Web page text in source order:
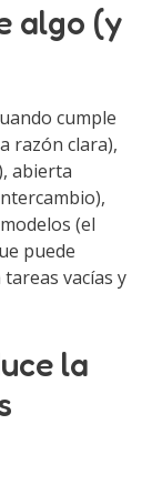
algo (y
cumple
razón clara),
abierta
(el
puede
vacías y
la